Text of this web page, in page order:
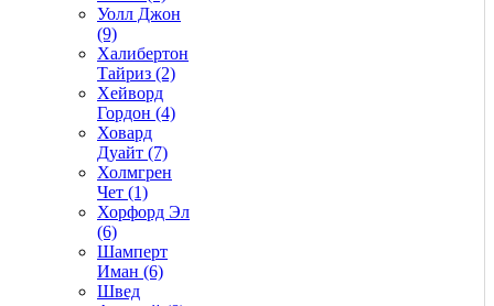
Уолл Джон
(9)
Халибертон
Тайриз (2)
Хейворд
Гордон (4)
Ховард
Дуайт (7)
Холмгрен
Чет (1)
Хорфорд Эл
(6)
Шамперт
Иман (6)
Швед